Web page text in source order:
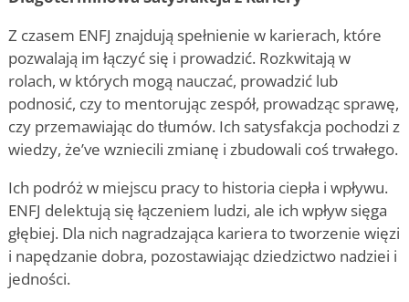
Z czasem ENFJ znajdują spełnienie w karierach, które
pozwalają im łączyć się i prowadzić. Rozkwitają w
rolach, w których mogą nauczać, prowadzić lub
podnosić, czy to mentorując zespół, prowadząc sprawę,
czy przemawiając do tłumów. Ich satysfakcja pochodzi z
wiedzy, że’ve wzniecili zmianę i zbudowali coś trwałego.
Ich podróż w miejscu pracy to historia ciepła i wpływu.
ENFJ delektują się łączeniem ludzi, ale ich wpływ sięga
głębiej. Dla nich nagradzająca kariera to tworzenie więzi
i napędzanie dobra, pozostawiając dziedzictwo nadziei i
jedności.